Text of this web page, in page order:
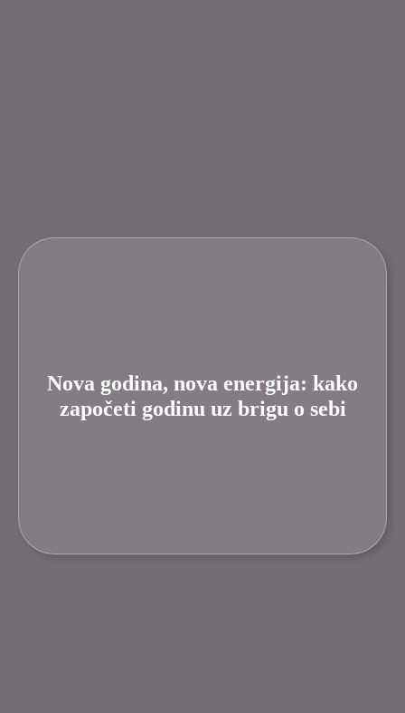
Nova godina, nova energija: kako
započeti godinu uz brigu o sebi